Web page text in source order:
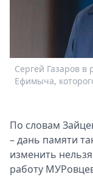
Сергей Газаров в
Ефимыча,
По словам
– дань памяти
изменить
работу